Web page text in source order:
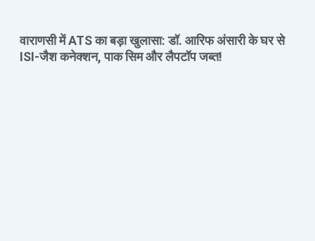
वाराणसी में ATS का बड़ा खुलासा: डॉ. आरिफ अंसारी के घर से
ISI-जैश कनेक्शन, पाक सिम और लैपटॉप जब्त!